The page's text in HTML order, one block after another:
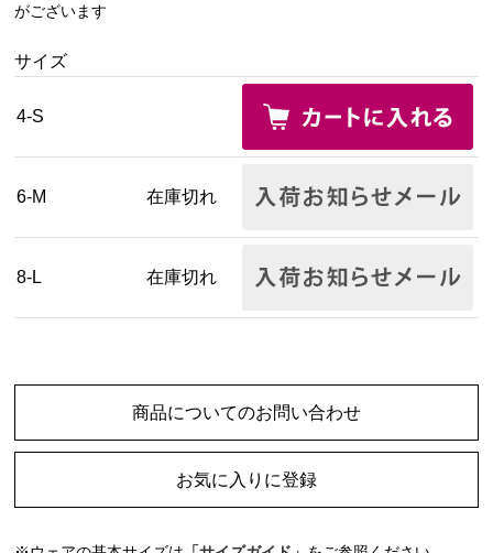
がございます
サイズ
4-S
6-M 在庫切れ
8-L 在庫切れ
商品についてのお問い合わせ
お気に入りに登録